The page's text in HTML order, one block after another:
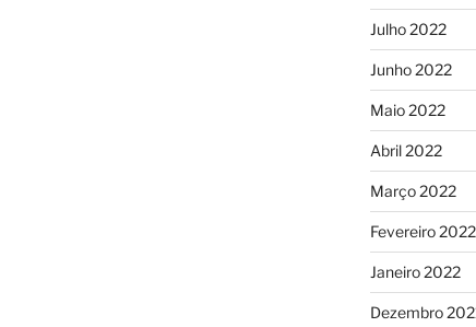
Julho 2022
Junho 2022
Maio 2022
Abril 2022
Março 2022
Fevereiro 2022
Janeiro 2022
Dezembro